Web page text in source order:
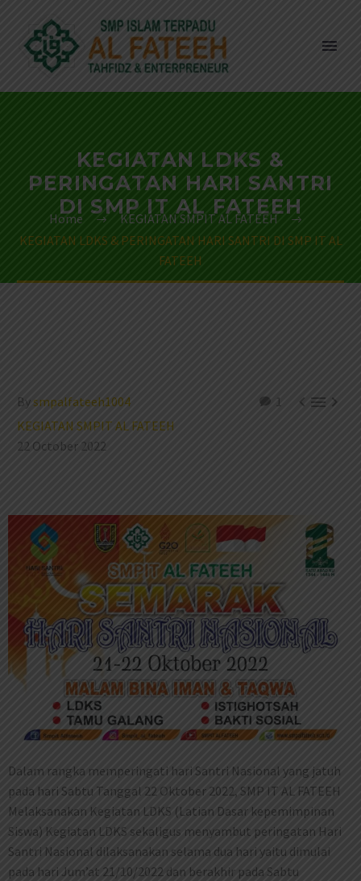
KEGIATAN LDKS &
PERINGATAN HARI SANTRI
DI SMP IT AL FATEEH
Home
KEGIATAN SMPIT AL FATEEH
KEGIATAN LDKS & PERINGATAN HARI SANTRI DI SMP IT AL
FATEEH
1 
Bysmpalfateeh1004
KEGIATAN SMPIT AL FATEEH
22 October 2022
Dalam rangka memperingati hari Santri Nasional yang jatuh
pada hari Sabtu Tanggal 22 Oktober 2022, SMP IT AL FATEEH
Melaksanakan Kegiatan LDKS (Latian Dasar kepemimpinan
Siswa) Kegiatan LDKS sekaligus menyambut peringatan Hari
Santri Nasional dilaksanakan selama dua hari yaitu dimulai
pada hari Jum’at 21/10/2022 dan berakhir pada Sabtu